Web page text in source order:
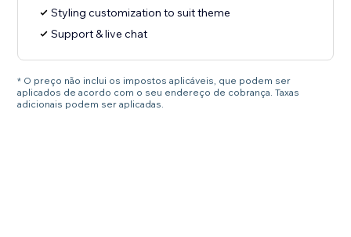
Styling customization to suit theme
Support & live chat
* O preço não inclui os impostos aplicáveis, que podem ser
aplicados de acordo com o seu endereço de cobrança. Taxas
adicionais podem ser aplicadas.